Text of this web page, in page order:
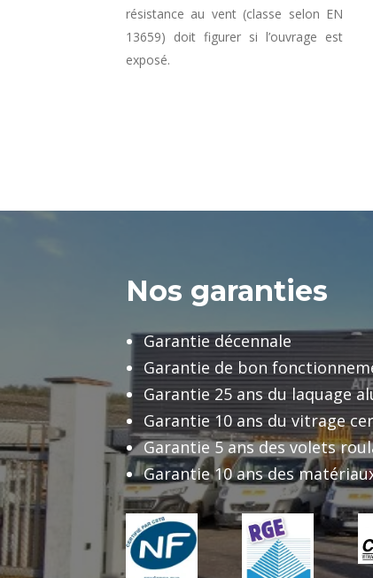
résistance au vent (classe selon EN
13659) doit figurer si l’ouvrage est
exposé.
Nos garanties
Garantie décennale
Garantie de bon
Garantie 25 ans du laquage
Garantie 10 ans du vitrage
Garantie 5 ans des volets
Garantie 10 ans des